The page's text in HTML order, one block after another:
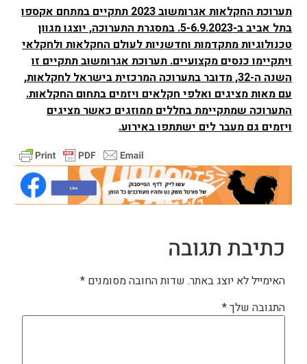
תערוכת החקלאות אגרומשוב 2023 תתקיים במתחם אקספו
בתל אביב ב-5-6.9.2023. במסגרת התערוכה, יוצגו מגוון
טכנולוגיות מתקדמות וחדשניות לעולם החקלאות ולחקלאי
ויתקיימו כנסים מקצועיים. תערוכת אגרומשוב תתקיים זו
השנה ה-32, מדובר בתערוכה המרכזית בישראל לחקלאות,
עם מאות מציגים ואלפי חקלאים ויזמים בתחום החקלאות.
התערוכה שמתקיימת בחללים ממוזגים כאשר מציגים
ויזמים גם מעבר לים ישתתפו באירוע.
כתיבת תגובה
האימייל לא יוצג באתר. שדות החובה מסומנים *
התגובה שלך*